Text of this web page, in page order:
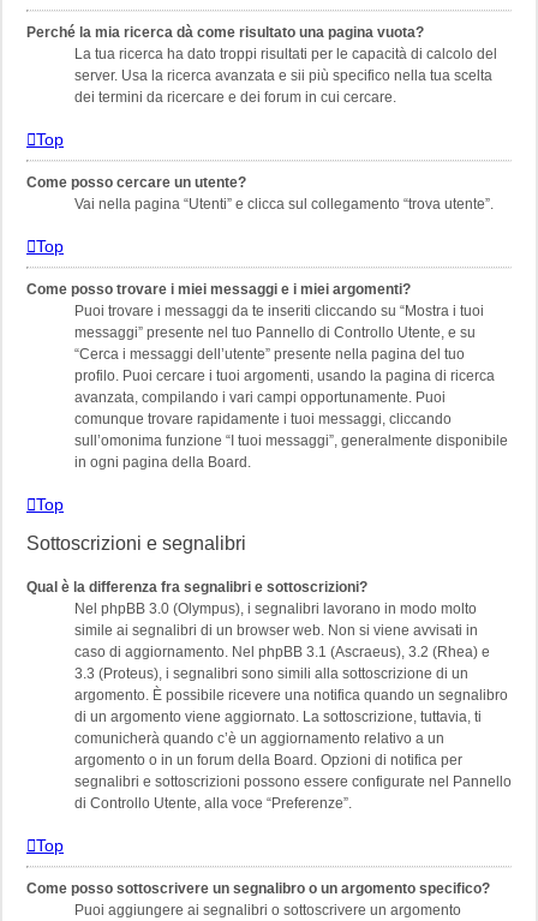
Perché la mia ricerca dà come risultato una pagina vuota?
La tua ricerca ha dato troppi risultati per le capacità di calcolo del
server. Usa la ricerca avanzata e sii più specifico nella tua scelta
dei termini da ricercare e dei forum in cui cercare.
Top
Come posso cercare un utente?
Vai nella pagina “Utenti” e clicca sul collegamento “trova utente”.
Top
Come posso trovare i miei messaggi e i miei argomenti?
Puoi trovare i messaggi da te inseriti cliccando su “Mostra i tuoi
messaggi” presente nel tuo Pannello di Controllo Utente, e su
“Cerca i messaggi dell’utente” presente nella pagina del tuo
profilo. Puoi cercare i tuoi argomenti, usando la pagina di ricerca
avanzata, compilando i vari campi opportunamente. Puoi
comunque trovare rapidamente i tuoi messaggi, cliccando
sull’omonima funzione “I tuoi messaggi”, generalmente disponibile
in ogni pagina della Board.
Top
Sottoscrizioni e segnalibri
Qual è la differenza fra segnalibri e sottoscrizioni?
Nel phpBB 3.0 (Olympus), i segnalibri lavorano in modo molto
simile ai segnalibri di un browser web. Non si viene avvisati in
caso di aggiornamento. Nel phpBB 3.1 (Ascraeus), 3.2 (Rhea) e
3.3 (Proteus), i segnalibri sono simili alla sottoscrizione di un
argomento. È possibile ricevere una notifica quando un segnalibro
di un argomento viene aggiornato. La sottoscrizione, tuttavia, ti
comunicherà quando c’è un aggiornamento relativo a un
argomento o in un forum della Board. Opzioni di notifica per
segnalibri e sottoscrizioni possono essere configurate nel Pannello
di Controllo Utente, alla voce “Preferenze”.
Top
Come posso sottoscrivere un segnalibro o un argomento specifico?
Puoi aggiungere ai segnalibri o sottoscrivere un argomento